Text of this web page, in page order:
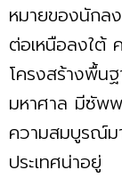
หมายของนักล
ต่อเหนือลงใต้
โครงสร้างพื้น
มหาศาล มีซัพ
ความสมบูรณ์ม
ประเทศน่าอยู่